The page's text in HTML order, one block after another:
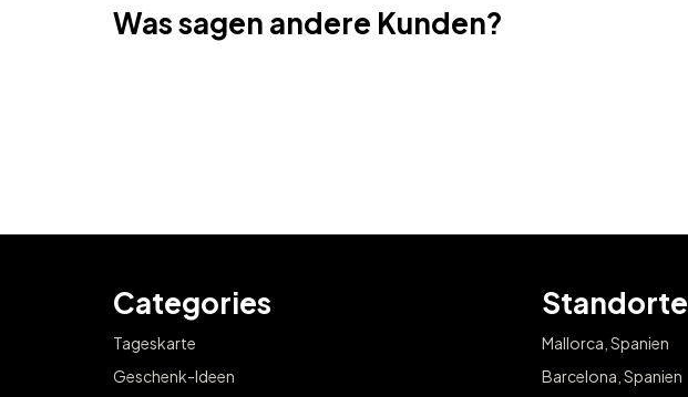
Was sagen andere Kunden?
Categories
Tageskarte
Geschenk-Ideen
Standorte
Mallorca, Spanien
Barcelona, Spanien